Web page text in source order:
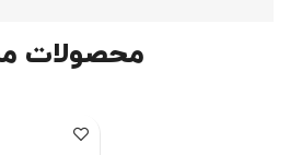
محصولات